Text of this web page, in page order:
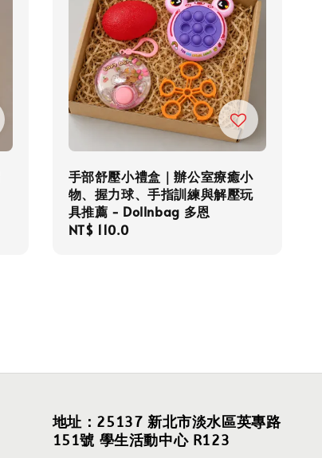
手部舒壓小禮盒｜辦公室療癒小
物、握力球、手指訓練與解壓玩
具推薦 - Dollnbag 多恩
Regular
NT$ 110.0
地址：25137 新北市淡水區英專路
151號 學生活動中心 R123